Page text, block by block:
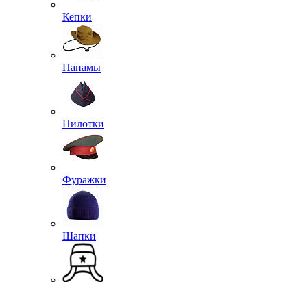
Кепки
Панамы
Пилотки
Фуражки
Шапки